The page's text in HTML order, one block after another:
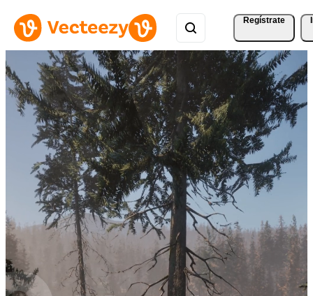
Regístrate